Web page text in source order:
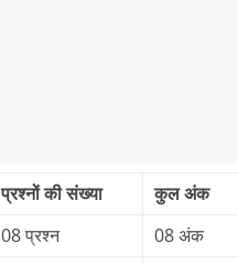
प्रश्नों की संख्‍या
कुल अंक
08 प्रश्‍न
08 अंक